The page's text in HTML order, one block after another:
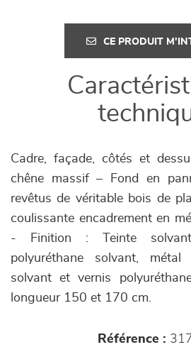
CE PRODUIT
Cadre, façade, côtés et
chêne massif – Fond en
revêtus de véritable bois de
coulissante encadrement en
- Finition : Teinte
polyuréthane solvant, métal
solvant et vernis
longueur 150 et 170 cm.
Référence :